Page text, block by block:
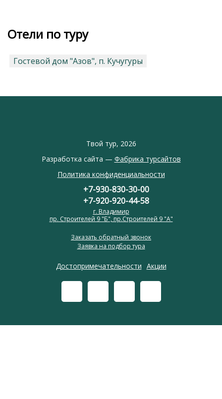
Отели по туру
Гостевой дом "Азов", п. Кучугуры
Твой тур, 2026
Разработка сайта — Фабрика турсайтов
Политика конфиденциальности
Достопримечательности Акции
+7-930-830-30-00
+7-920-920-44-58
г. Владимир
пр. Строителей 9 "Б", пр.Строителей 9 "А"
Заказать обратный звонок
Заявка на подбор тура